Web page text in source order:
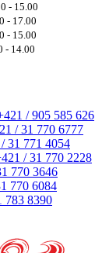
- 15.00
- 17.00
- 15.00
- 14.00
/ 905 585 626
/ 31 770 6777
31 771 4054
/ 31 770 2228
770 3646
770 6084
783 8390